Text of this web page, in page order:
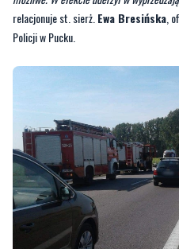
Kierowca jednośladu został